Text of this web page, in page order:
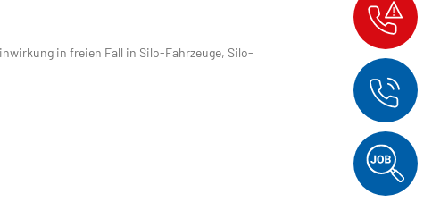
in freien Fall in Silo-Fahrzeuge, Silo-